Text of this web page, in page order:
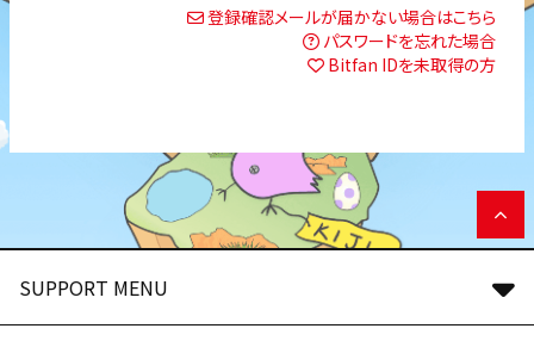
登録確認メールが届かない場合はこちら
パスワードを忘れた場合
Bitfan IDを未取得の方
SUPPORT MENU